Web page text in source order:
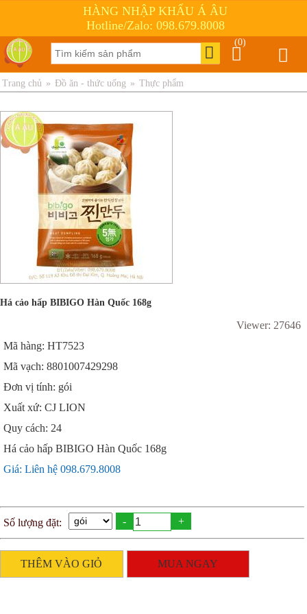
HÀNG NHẬP KHẨU Á ÂU
Hotline/Zalo: 098.679.8008
(0)
Trang chủ » Đồ ăn - thức uống » Thực phẩm
Há cảo hấp BIBIGO Hàn Quốc 168g
Viewer: 27646
Mã hàng: HT7523
Mã vạch: 8801007429298
Đơn vị tính: gói
Xuất xứ: CJ LION
Quy cách: 24
Há cảo hấp BIBIGO Hàn Quốc 168g
Giá: Liên hệ 098.679.8008
Số lượng đặt: - +
THÊM VÀO GIỎ MUA NGAY